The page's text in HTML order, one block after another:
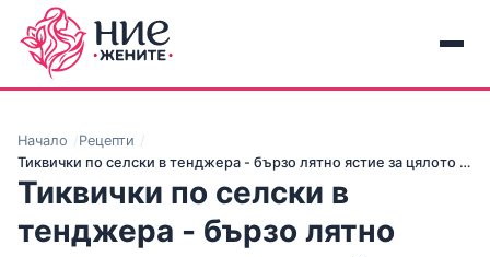
Начало
Рецепти
Тиквички по селски в тенджера - бързо лятно ястие за цялото …
Тиквички по селски в
тенджера - бързо лятно